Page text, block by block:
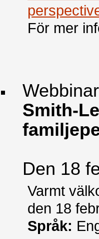
För mer
Smith-
Den 18
Varmt
den 18
Språk: